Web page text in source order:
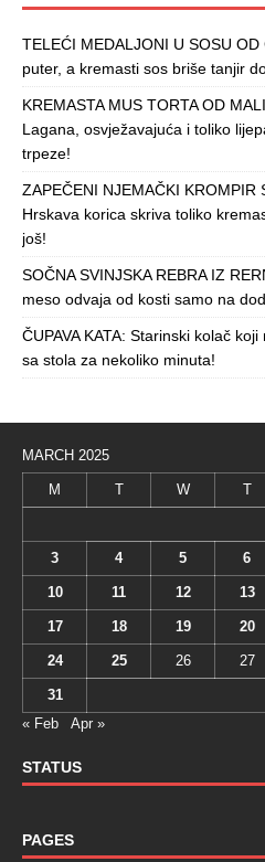
TELEĆI MEDALJONI U SOSU
puter, a kremasti sos briše tanjir
KREMASTA MUS TORTA OD
Lagana, osvježavajuća i toliko
trpeze!
ZAPEČENI NJEMAČKI KROMPIR
Hrskava korica skriva toliko
još!
SOČNA SVINJSKA REBRA IZ
meso odvaja od kosti samo na
ČUPAVA KATA: Starinski kolač
sa stola za nekoliko minuta!
MARCH 2025
M T W T
3 4 5 6
10 11 12 13
17 18 19 20
24 25 26 27
31
« Feb
Apr »
STATUS
PAGES